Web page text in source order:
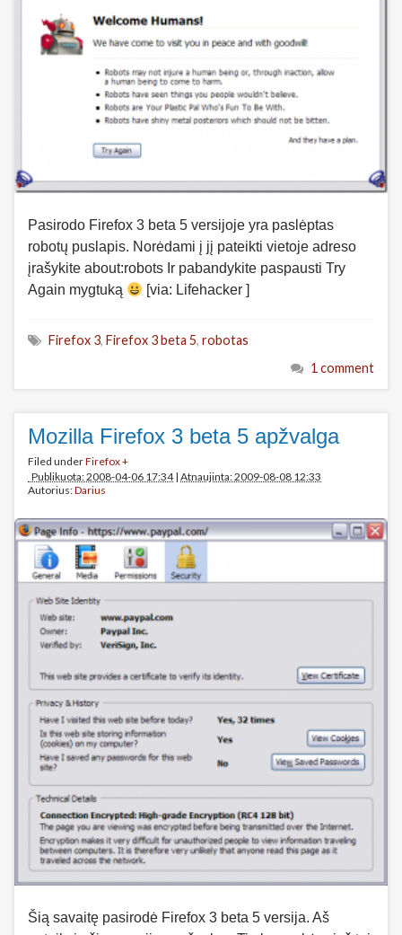
Pasirodo Firefox 3 beta 5 versijoje yra paslėptas
robotų puslapis. Norėdami į jį pateikti vietoje adreso
įrašykite about:robots Ir pabandykite paspausti Try
Again mygtuką
[via: Lifehacker ]
Firefox 3, Firefox 3 beta 5, robotas
1 comment
Mozilla Firefox 3 beta 5 apžvalga
Filed underFirefox +
Publikuota: 2008-04-06 17:34| Atnaujinta: 2009-08-08 12:33
Autorius:Darius
Šią savaitę pasirodė Firefox 3 beta 5 versija. Aš